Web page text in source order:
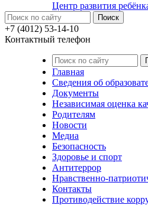
Центр развития
+7 (4012) 53-14-10
Контактный телефон
Главная
Сведения об
Документы
Независимая оценка
Родителям
Новости
Медиа
Безопасность
Здоровье и спорт
Антитеррор
Нравственно-
Контакты
Противодействие